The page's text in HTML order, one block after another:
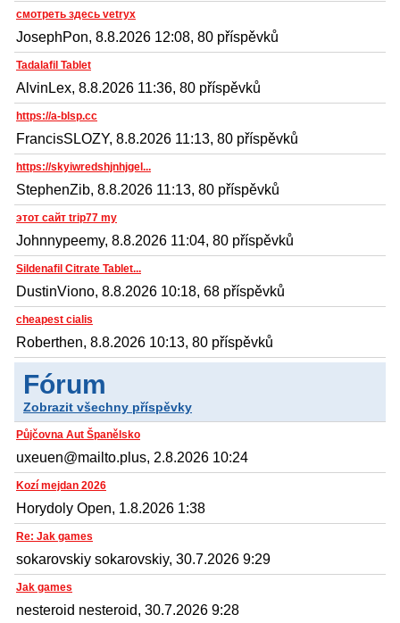
смотреть здесь vetryx
JosephPon, 8.8.2026 12:08, 80 příspěvků
Tadalafil Tablet
AlvinLex, 8.8.2026 11:36, 80 příspěvků
https://a-blsp.cc
FrancisSLOZY, 8.8.2026 11:13, 80 příspěvků
https://skyiwredshjnhjgel...
StephenZib, 8.8.2026 11:13, 80 příspěvků
этот сайт trip77 my
Johnnypeemy, 8.8.2026 11:04, 80 příspěvků
Sildenafil Citrate Tablet...
DustinViono, 8.8.2026 10:18, 68 příspěvků
cheapest cialis
Roberthen, 8.8.2026 10:13, 80 příspěvků
Fórum
Zobrazit všechny příspěvky
Půjčovna Aut Španělsko
uxeuen@mailto.plus, 2.8.2026 10:24
Kozí mejdan 2026
Horydoly Open, 1.8.2026 1:38
Re: Jak games
sokarovskiy sokarovskiy, 30.7.2026 9:29
Jak games
nesteroid nesteroid, 30.7.2026 9:28